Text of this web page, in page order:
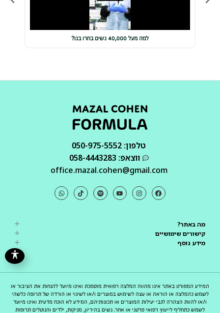
למה מעל 40,000 נשים בחרו בנו?
טלפון: 050-975-5552
ווצאפ: 058-4443283
office.mazal.cohen@gmail.com
מה באתר?
קישורים שימושיים
מידע נוסף
המידע המפורט באתר אינו מהווה המלצה רפואית מוסמכת ואינו מיועד להנחות את הציבור או
לשמש כהמלצה או הוראה או עצה לשימוש במוצרים ו/או לשינוי או הורדה של תרופה כלשהי
ו/או להוות הצהרה לגבי יעילות המוצרים או תכונותיהם, המידע לא הוכח מדעית ואינו מיועד
לשמש כתחליף לייעוץ רפואי פרטני או אחר. נשים בהיריון, מניקות, ילדים והנוטלים תרופות